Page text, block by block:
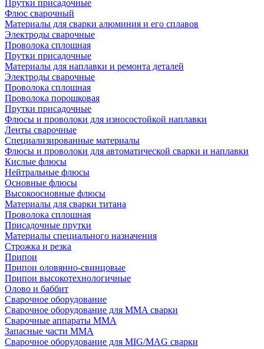
Прутки присадочные
Флюс сварочный
Материалы для сварки алюминия и его сплавов
Электроды сварочные
Проволока сплошная
Прутки присадочные
Материалы для наплавки и ремонта деталей
Электроды сварочные
Проволока сплошная
Проволока порошковая
Прутки присадочные
Флюсы и проволоки для износостойкой наплавки
Ленты сварочные
Специализированные материалы
Флюсы и проволоки для автоматической сварки и наплавки
Кислые флюсы
Нейтральные флюсы
Основные флюсы
Высокоосновные флюсы
Материалы для сварки титана
Проволока сплошная
Присадочные прутки
Материалы специального назначения
Строжка и резка
Припои
Припои оловянно-свинцовые
Припои высокотехнологичные
Олово и баббит
Сварочное оборудование
Сварочное оборудование для MMA сварки
Сварочные аппараты MMA
Запасные части MMA
Сварочное оборудование для MIG/MAG сварки